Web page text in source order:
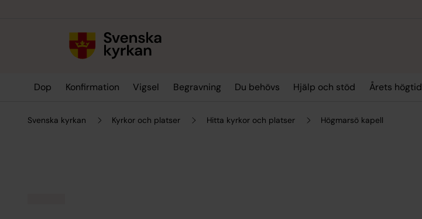
Dop Konfirmation Vigsel Begravning Du behövs Hjälp och stöd Årets
Svenska kyrkan Kyrkor och platser Hitta kyrkor och platser Högmarsö kapell